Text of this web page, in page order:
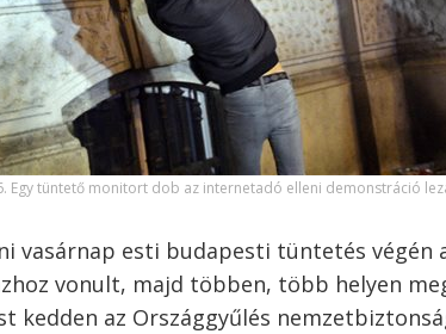
Egy tüntető monitort dob az internetadó elleni demonstráció
vasárnap esti budapesti tüntetés végén
vonult, majd többen, több helyen
kedden az Országgyűlés